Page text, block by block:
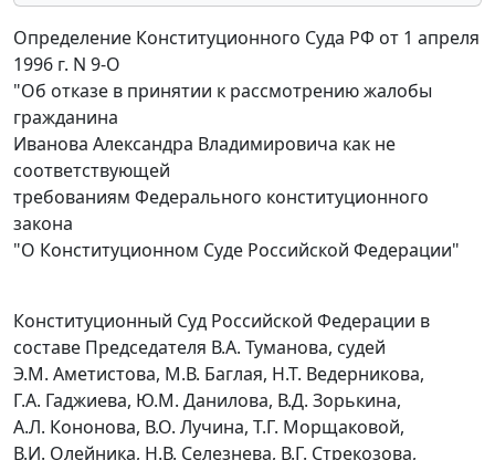
Определение Конституционного Суда РФ от 1 апреля
1996 г. N 9-О
"Об отказе в принятии к рассмотрению жалобы
гражданина
Иванова Александра Владимировича как не
соответствующей
требованиям Федерального конституционного
закона
"О Конституционном Суде Российской Федерации"
Конституционный Суд Российской Федерации в
составе Председателя В.А. Туманова, судей
Э.М. Аметистова, М.В. Баглая, Н.Т. Ведерникова,
Г.А. Гаджиева, Ю.М. Данилова, В.Д. Зорькина,
А.Л. Кононова, В.О. Лучина, Т.Г. Морщаковой,
В.И. Олейника, Н.В. Селезнева, В.Г. Стрекозова,